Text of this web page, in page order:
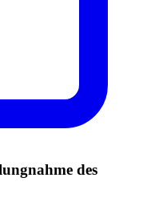
des